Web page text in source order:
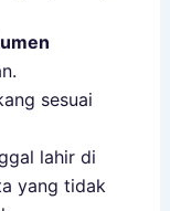
sesuai
lahir di
yang tidak